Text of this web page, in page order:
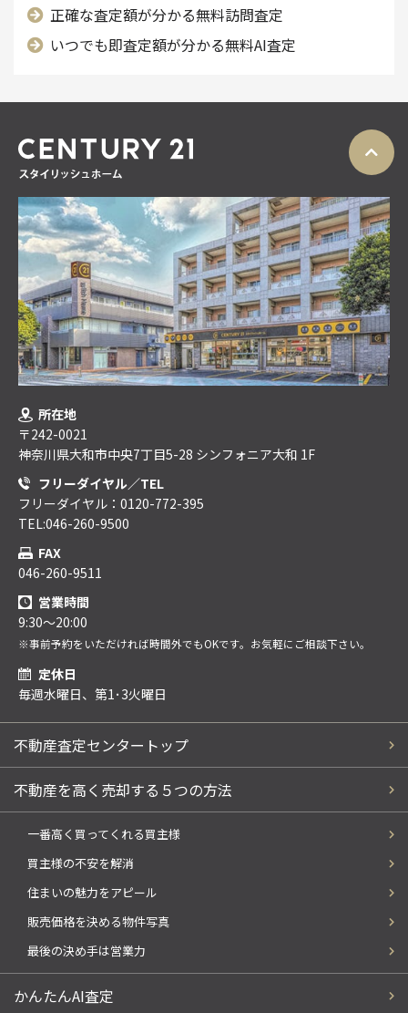
正確な査定額が分かる無料訪問査定
いつでも即査定額が分かる無料AI査定
所在地
〒242-0021
神奈川県大和市中央7丁目5-28 シンフォニア大和 1F
フリーダイヤル／TEL
フリーダイヤル：0120-772-395
TEL:046-260-9500
FAX
046-260-9511
営業時間
9:30～20:00
※事前予約をいただければ時間外でもOKです。お気軽にご相談下さい。
定休日
毎週水曜日、第1･3火曜日
不動産査定センタートップ
不動産を高く売却する５つの方法
一番高く買ってくれる買主様
買主様の不安を解消
住まいの魅力をアピール
販売価格を決める物件写真
最後の決め手は営業力
かんたんAI査定